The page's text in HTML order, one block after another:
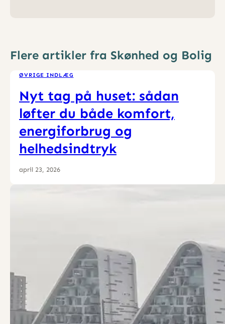
Flere artikler fra Skønhed og Bolig
ØVRIGE INDLÆG
Nyt tag på huset: sådan
løfter du både komfort,
energiforbrug og
helhedsindtryk
april 23, 2026